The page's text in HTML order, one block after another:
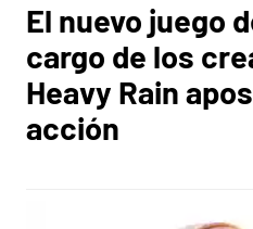
El nuevo juego
cargo de los
Heavy Rain
acción